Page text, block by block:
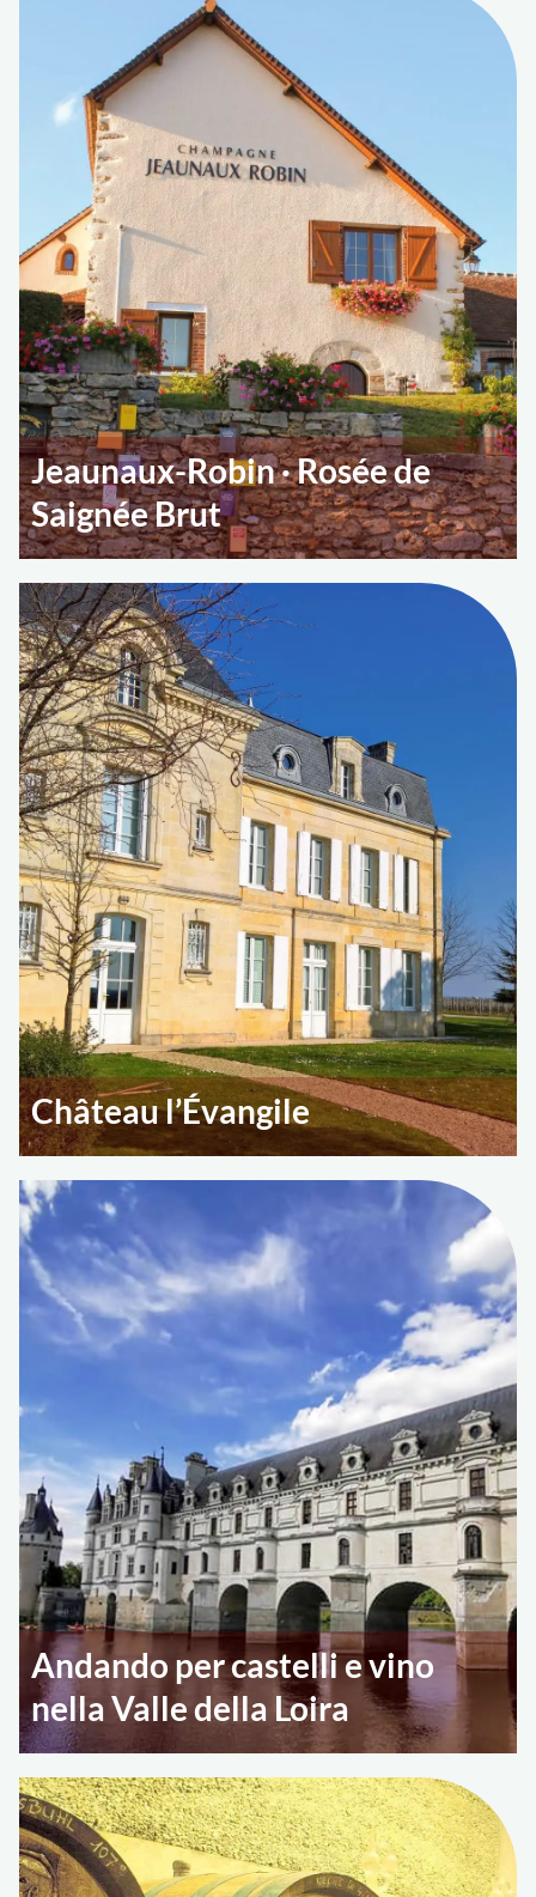
Jeaunaux-Robin · Rosée de
Saignée Brut
Château l’Évangile
Andando per castelli e vino
nella Valle della Loira